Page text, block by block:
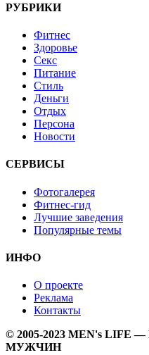
РУБРИКИ
Фитнес
Здоровье
Секс
Питание
Стиль
Деньги
Отдых
Персона
Новости
СЕРВИСЫ
Фотогалерея
Фитнес-гид
Лучшие заведения
Популярные темы
ИНФО
О проекте
Реклама
Контакты
© 2005-2023 MEN's
МУЖЧИН